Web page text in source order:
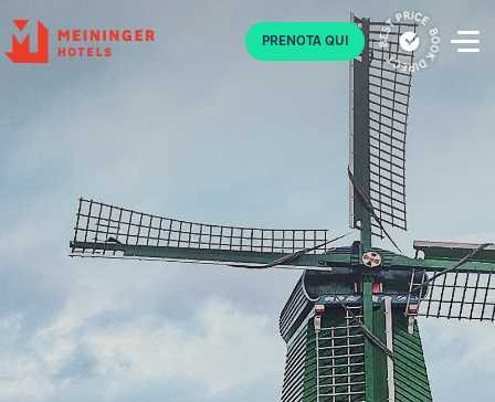
P PRENOTA QUI